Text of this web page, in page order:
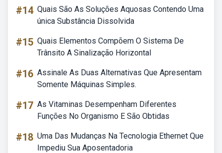
#14 Quais São As Soluções Aquosas Contendo Uma
única Substância Dissolvida
#15 Quais Elementos Compõem O Sistema De
Trânsito A Sinalização Horizontal
#16 Assinale As Duas Alternativas Que Apresentam
Somente Máquinas Simples.
#17 As Vitaminas Desempenham Diferentes
Funções No Organismo E São Obtidas
#18 Uma Das Mudanças Na Tecnologia Ethernet Que
Impediu Sua Aposentadoria